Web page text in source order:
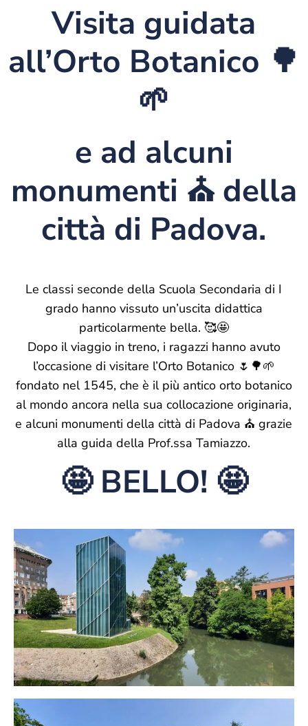
Visita guidata
all’Orto Botanico 🌳
🌱
e ad alcuni
monumenti ⛪ della
città di Padova.
Le classi seconde della Scuola Secondaria di I
grado hanno vissuto un’uscita didattica
particolarmente bella. 🥰🤩
Dopo il viaggio in treno, i ragazzi hanno avuto
l’occasione di visitare l’Orto Botanico 🌷🌳🌱
fondato nel 1545, che è il più antico orto botanico
al mondo ancora nella sua collocazione originaria,
e alcuni monumenti della città di Padova ⛪ grazie
alla guida della Prof.ssa Tamiazzo.
🤩 BELLO! 🤩